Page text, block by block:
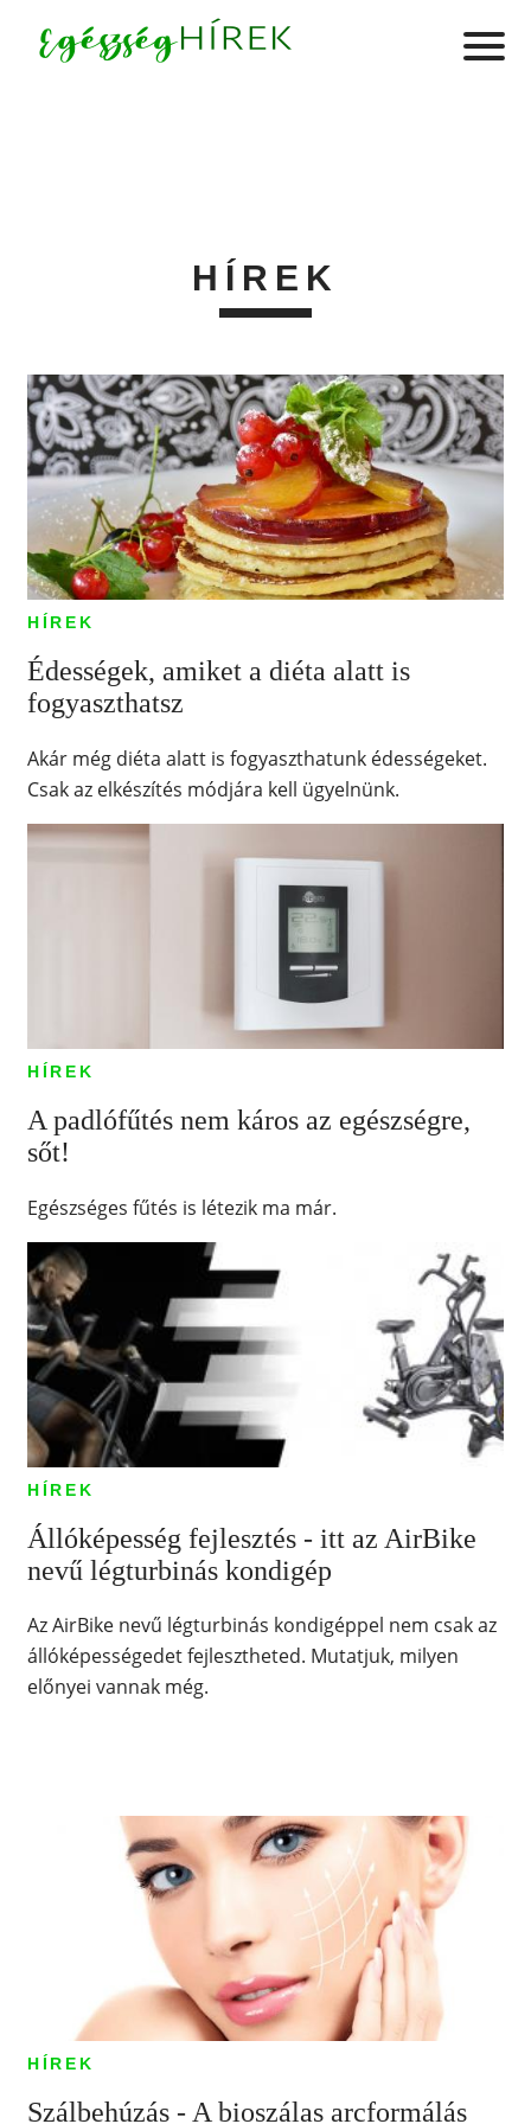
HÍREK
HÍREK
Édességek, amiket a diéta alatt is
fogyaszthatsz
Akár még diéta alatt is fogyaszthatunk édességeket.
Csak az elkészítés módjára kell ügyelnünk.
HÍREK
A padlófűtés nem káros az egészségre,
sőt!
Egészséges fűtés is létezik ma már.
HÍREK
Állóképesség fejlesztés - itt az AirBike
nevű légturbinás kondigép
Az AirBike nevű légturbinás kondigéppel nem csak az
állóképességedet fejlesztheted. Mutatjuk, milyen
előnyei vannak még.
HÍREK
Szálbehúzás - A bioszálas arcformálás